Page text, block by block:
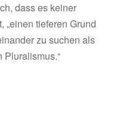
dass es keiner
„einen tieferen Grund
zu suchen als
Pluralismus.“